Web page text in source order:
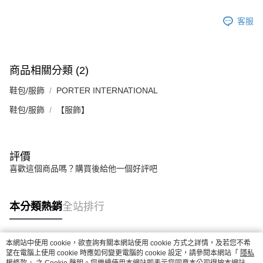
５．嚴禁一人註冊多個帳號或使用他人資訊註冊。若發現惡意使用之情形，
客服
商品相關分類 (2)
鞋包/服飾 PORTER INTERNATIONAL
鞋包/服飾 【服飾】
評價
喜歡這個商品嗎？購買後給他一個好評吧
本分類熱銷全站排行
熱門標籤
本網站中使用 cookie，欲查詢有關本網站使用 cookie 方式之詳情，及若您不希
望在電腦上使用 cookie 時應如何變更電腦的 cookie 設定，請參閱本網站「 隱私